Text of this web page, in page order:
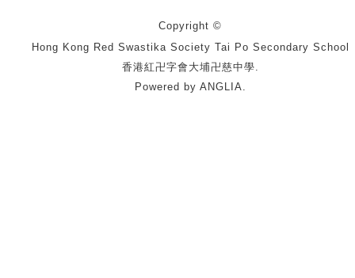
Copyright ©
Hong Kong Red Swastika Society Tai Po Secondary School
香港紅卍字會大埔卍慈中學.
Powered by ANGLIA.